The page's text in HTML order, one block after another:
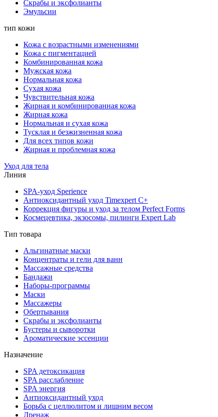
Скрабы и эксфолианты
Эмульсии
тип кожи
Кожа с возрастными изменениями
Кожа с пигментацией
Комбинированная кожа
Мужская кожа
Нормальная кожа
Сухая кожа
Чувствительная кожа
Жирная и комбинированная кожа
Жирная кожа
Нормальная и сухая кожа
Тусклая и безжизненная кожа
Для всех типов кожи
Жирная и проблемная кожа
Уход для тела
Линия
SPA-уход Sperience
Антиоксидантный уход Timexpert C+
Коррекция фигуры и уход за телом Perfect Forms
Космецевтика, экзосомы, пилинги Expert Lab
Тип товара
Альгинатные маски
Концентраты и гели для ванн
Массажные средства
Бандажи
Наборы-программы
Маски
Массажеры
Обертывания
Скрабы и эксфолианты
Бустеры и сыворотки
Ароматические эссенции
Назначение
SPA детоксикация
SPA расслабление
SPA энергия
Антиоксидантный уход
Борьба с целлюлитом и лишним весом
Дренаж